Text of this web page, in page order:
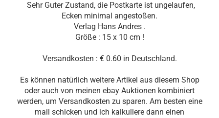
Sehr Guter Zustand, die Postkarte ist ungelaufen,
Ecken minimal angestoßen.
Verlag Hans Andres .
Größe : 15 x 10 cm !
Versandkosten : € 0.60 in Deutschland.
Es können natürlich weitere Artikel aus diesem Shop
oder auch von meinen ebay Auktionen kombiniert
werden, um Versandkosten zu sparen. Am besten eine
mail schicken und ich kalkuliere dann einen